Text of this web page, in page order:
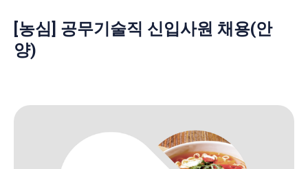
[농심] 공무기술직 신입사원 채용(안
양)